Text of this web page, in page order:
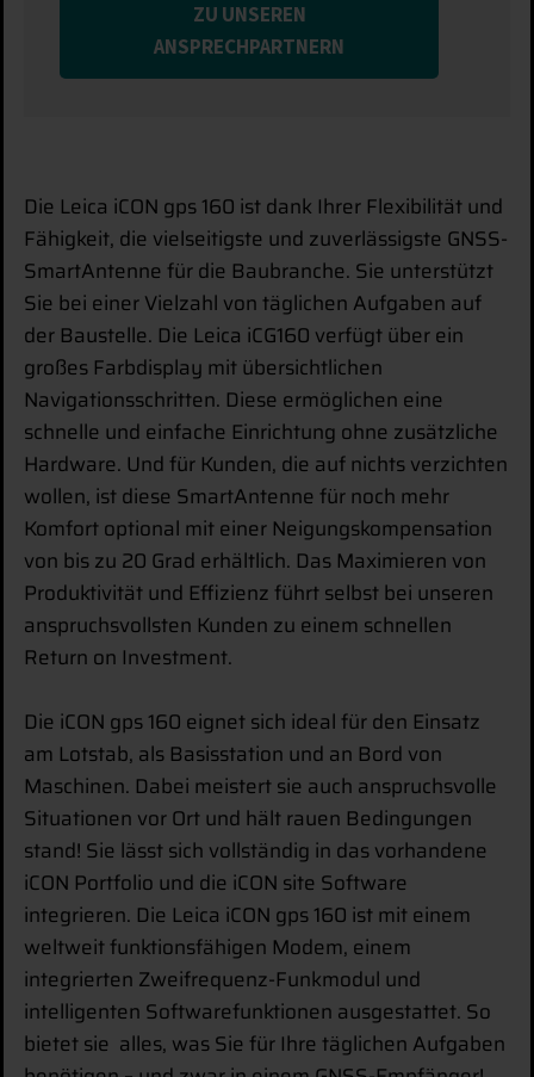
ZU UNSEREN
ANSPRECHPARTNERN
Die Leica iCON gps 160 ist dank Ihrer Flexibilität und
Fähigkeit, die vielseitigste und zuverlässigste GNSS-
SmartAntenne für die Baubranche. Sie unterstützt
Sie bei einer Vielzahl von täglichen Aufgaben auf
der Baustelle. Die Leica iCG160 verfügt über ein
großes Farbdisplay mit übersichtlichen
Navigationsschritten. Diese ermöglichen eine
schnelle und einfache Einrichtung ohne zusätzliche
Hardware. Und für Kunden, die auf nichts verzichten
wollen, ist diese SmartAntenne für noch mehr
Komfort optional mit einer Neigungskompensation
von bis zu 20 Grad erhältlich. Das Maximieren von
Produktivität und Effizienz führt selbst bei unseren
anspruchsvollsten Kunden zu einem schnellen
Return on Investment.
Die iCON gps 160 eignet sich ideal für den Einsatz
am Lotstab, als Basisstation und an Bord von
Maschinen. Dabei meistert sie auch anspruchsvolle
Situationen vor Ort und hält rauen Bedingungen
stand! Sie lässt sich vollständig in das vorhandene
iCON Portfolio und die iCON site Software
integrieren. Die Leica iCON gps 160 ist mit einem
weltweit funktionsfähigen Modem, einem
integrierten Zweifrequenz-Funkmodul und
intelligenten Softwarefunktionen ausgestattet. So
bietet sie alles, was Sie für Ihre täglichen Aufgaben